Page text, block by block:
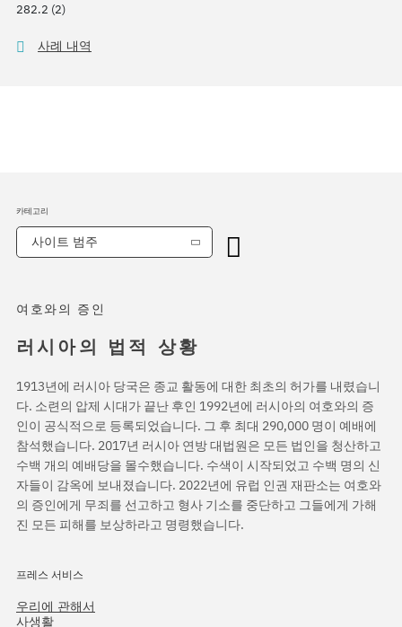
282.2 (2)
사례 내역
여호와의 증인
러시아의 법적 상황
1913년에 러시아 당국은 종교 활동에 대한 최초의 허가를 내렸습니
다. 소련의 압제 시대가 끝난 후인 1992년에 러시아의 여호와의 증
인이 공식적으로 등록되었습니다. 그 후 최대 290,000 명이 예배에
참석했습니다. 2017년 러시아 연방 대법원은 모든 법인을 청산하고
수백 개의 예배당을 몰수했습니다. 수색이 시작되었고 수백 명의 신
자들이 감옥에 보내졌습니다. 2022년에 유럽 인권 재판소는 여호와
의 증인에게 무죄를 선고하고 형사 기소를 중단하고 그들에게 가해
진 모든 피해를 보상하라고 명령했습니다.
프레스 서비스
우리에 관해서
사생활
카테고리
사이트 범주